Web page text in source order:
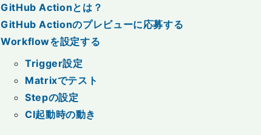
GitHub Actionとは？
GitHub Actionのプレビューに応募する
Workflowを設定する
Trigger設定
Matrixでテスト
Stepの設定
CI起動時の動き